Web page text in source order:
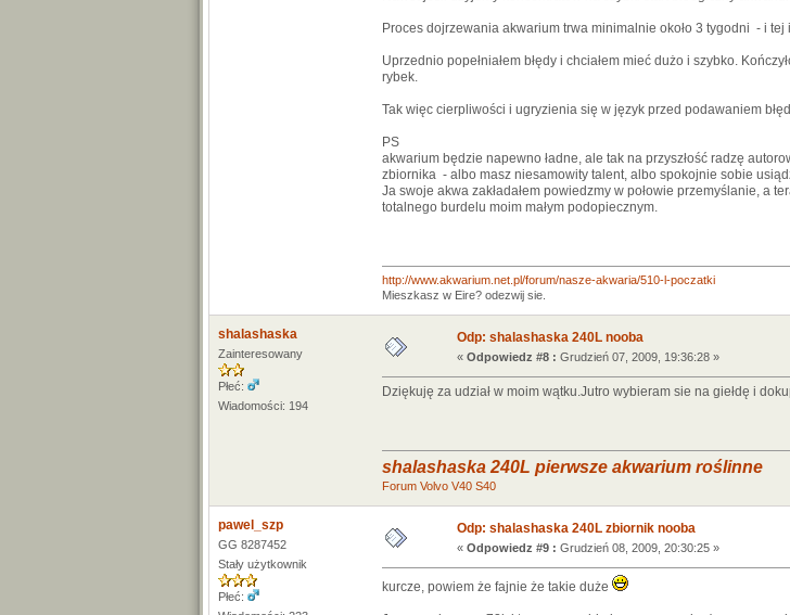
Proces dojrzewania akwarium trwa minimalnie około 3 tygodni - i tej
Uprzednio popełniałem błędy i chciałem mieć dużo i szybko.
rybek.
Tak więc cierpliwości i ugryzienia się w język przed podawaniem
PS
akwarium będzie napewno ładne, ale tak na przyszłość radzę
zbiornika - albo masz niesamowity talent, albo spokojnie sobie
Ja swoje akwa zakładałem powiedzmy w połowie przemyślanie, a
totalnego burdelu moim małym podopiecznym.
http://www.akwarium.net.pl/forum/nasze-akwaria/510-l-poczatki
Mieszkasz w Eire? odezwij sie.
shalashaska
Zainteresowany
Płeć:
Wiadomości: 194
Odp: shalashaska 240L nooba
« Odpowiedz #8 : Grudzień 07, 2009, 19:36:28 »
Dziękuję za udział w moim wątku.Jutro wybieram sie na giełdę i
shalashaska 240L pierwsze akwarium roślinne
Forum Volvo V40 S40
pawel_szp
GG 8287452
Stały użytkownik
Płeć:
Odp: shalashaska 240L zbiornik nooba
« Odpowiedz #9 : Grudzień 08, 2009, 20:30:25 »
kurcze, powiem że fajnie że takie duże